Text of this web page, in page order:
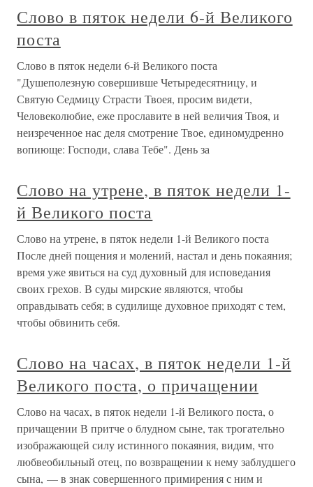
Слово в пяток недели 6-й Великого
поста
Слово в пяток недели 6-й Великого поста
"Душеполезную совершивше Четыредесятницу, и
Святую Седмицу Страсти Твоея, просим видети,
Человеколюбие, еже прославите в ней величия Твоя, и
неизреченное нас деля смотрение Твое, единомудренно
вопиюще: Господи, слава Тебе". День за
Слово на утрене, в пяток недели 1-
й Великого поста
Слово на утрене, в пяток недели 1-й Великого поста
После дней пощения и молений, настал и день покаяния;
время уже явиться на суд духовный для исповедания
своих грехов. В суды мирские являются, чтобы
оправдывать себя; в судилище духовное приходят с тем,
чтобы обвинить себя.
Слово на часах, в пяток недели 1-й
Великого поста, о причащении
Слово на часах, в пяток недели 1-й Великого поста, о
причащении В притче о блудном сыне, так трогательно
изображающей силу истинного покаяния, видим, что
любвеобильный отец, по возвращении к нему заблудшего
сына, — в знак совершенного примирения с ним и